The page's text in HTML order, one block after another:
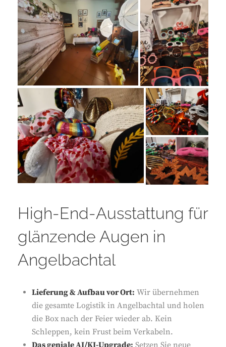
High-End-Ausstattung für
glänzende Augen in
Angelbachtal
Lieferung & Aufbau vor Ort: Wir übernehmen
die gesamte Logistik in Angelbachtal und holen
die Box nach der Feier wieder ab. Kein
Schleppen, kein Frust beim Verkabeln.
Das geniale AI/KI-Upgrade: Setzen Sie neue